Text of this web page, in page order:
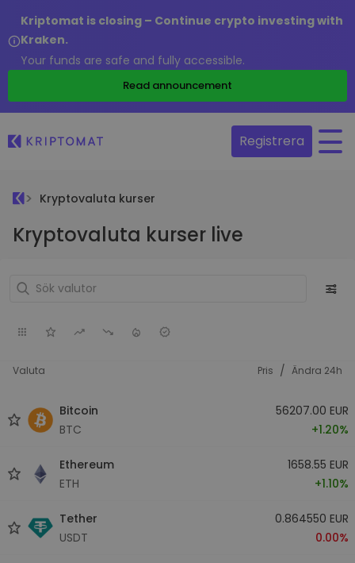
Kriptomat is closing – Continue crypto investing with
Kraken.
Your funds are safe and fully accessible.
Read announcement
Registrera
Kryptovaluta kurser
Kryptovaluta kurser live
Valuta Pris / Ändra 24h
Bitcoin
BTC
56207.00 EUR
+1.20%
Ethereum
ETH
1658.55 EUR
+1.10%
Tether
USDT
0.864550 EUR
0.00%